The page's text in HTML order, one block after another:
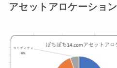
アセットアロケーション